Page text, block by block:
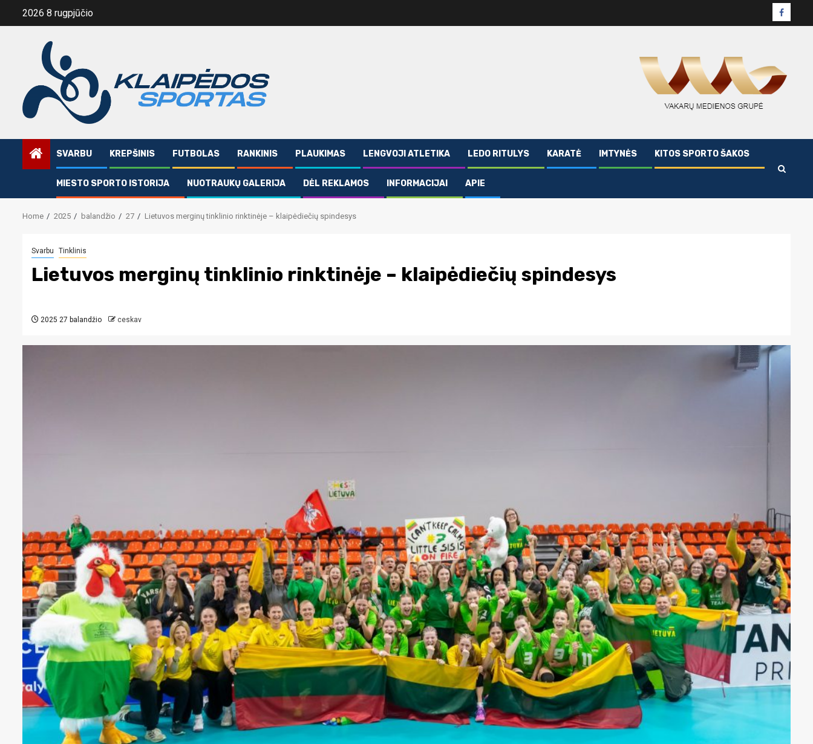
2026 8 rugpjūčio
SVARBU KREPŠINIS FUTBOLAS RANKINIS PLAUKIMAS LENGVOJI ATLETIKA LEDO RITULYS KARATĖ IMTYNĖS KITOS SPORTO ŠAKOS
MIESTO SPORTO ISTORIJA NUOTRAUKŲ GALERIJA DĖL REKLAMOS INFORMACIJAI APIE
Home 2025 balandžio 27 Lietuvos merginų tinklinio rinktinėje – klaipėdiečių spindesys
Svarbu Tinklinis
Lietuvos merginų tinklinio rinktinėje – klaipėdiečių spindesys
2025 27 balandžio ceskav